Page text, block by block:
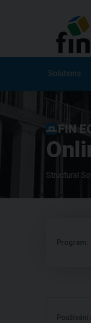
Solutions
Solutions
FIN
Structural
Program:
Používání